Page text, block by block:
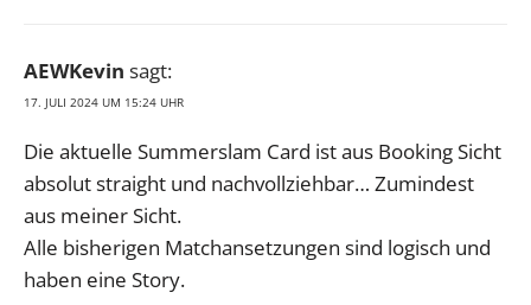
AEWKevin sagt:
17. JULI 2024 UM 15:24 UHR
Die aktuelle Summerslam Card ist aus Booking Sicht
absolut straight und nachvollziehbar… Zumindest
aus meiner Sicht.
Alle bisherigen Matchansetzungen sind logisch und
haben eine Story.